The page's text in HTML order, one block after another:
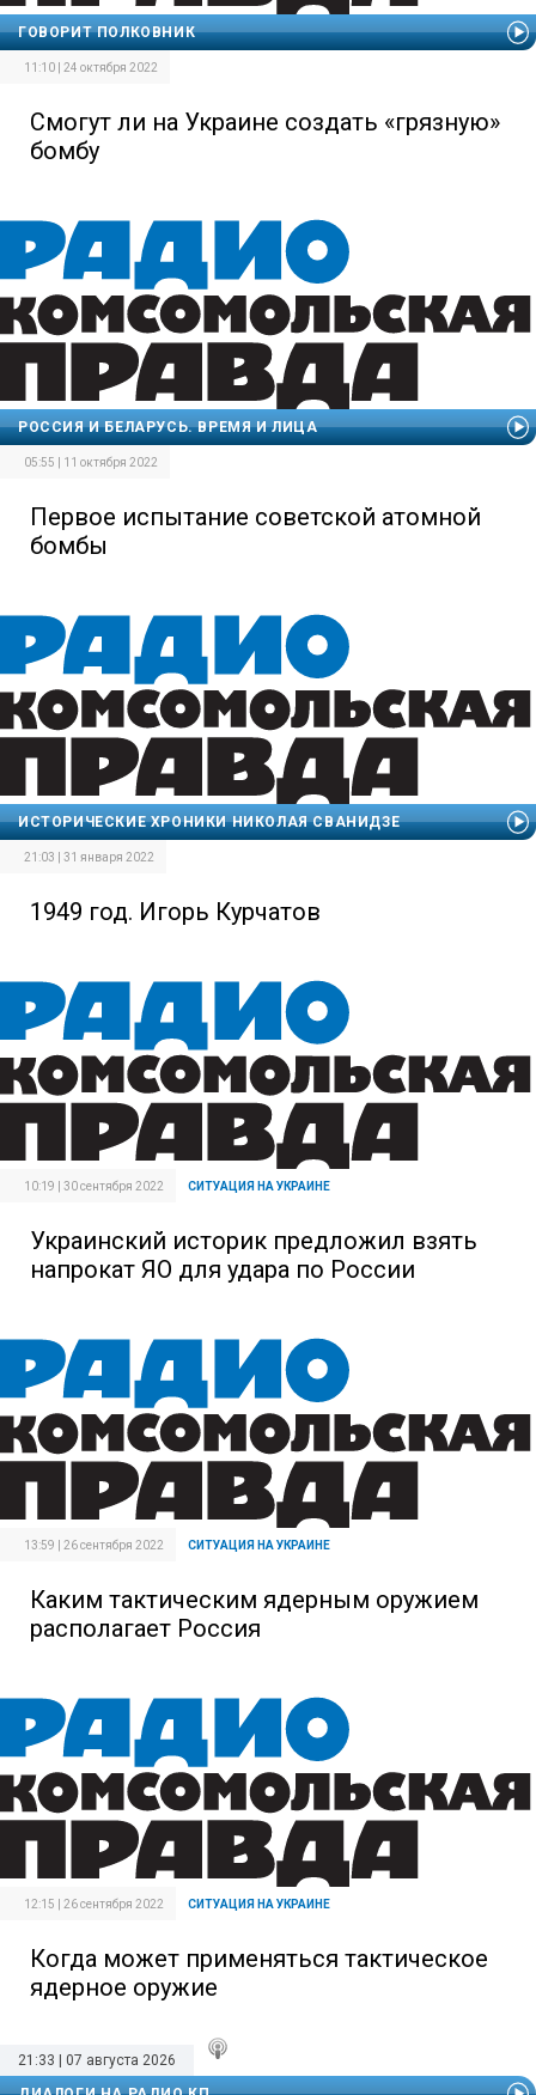
ГОВОРИТ ПОЛКОВНИК
11:10 | 24 октября 2022
Смогут ли на Украине создать «грязную»
бомбу
РОССИЯ И БЕЛАРУСЬ. ВРЕМЯ И ЛИЦА
05:55 | 11 октября 2022
Первое испытание советской атомной
бомбы
ИСТОРИЧЕСКИЕ ХРОНИКИ НИКОЛАЯ СВАНИДЗЕ
21:03 | 31 января 2022
1949 год. Игорь Курчатов
10:19 | 30 сентября 2022 СИТУАЦИЯ НА УКРАИНЕ
Украинский историк предложил взять
напрокат ЯО для удара по России
13:59 | 26 сентября 2022 СИТУАЦИЯ НА УКРАИНЕ
Каким тактическим ядерным оружием
располагает Россия
12:15 | 26 сентября 2022 СИТУАЦИЯ НА УКРАИНЕ
Когда может применяться тактическое
ядерное оружие
21:33 | 07 августа 2026